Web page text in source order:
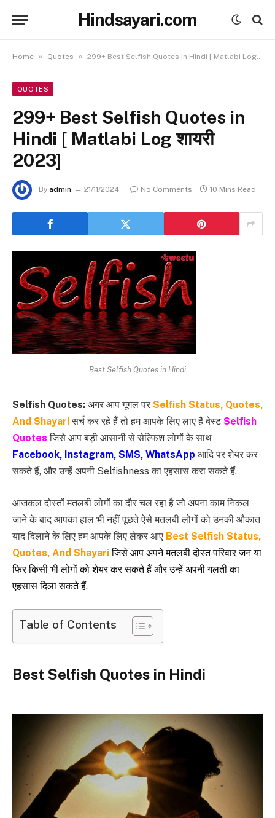
Hindsayari.com
Home » Quotes » 299+ Best Selfish Quotes in Hindi [ Matlabi Log शायरी 2023]
QUOTES
299+ Best Selfish Quotes in
Hindi [ Matlabi Log शायरी
2023]
By admin 21/11/2024 No Comments 10 Mins Read
Best Selfish Quotes in Hindi
Selfish Quotes: अगर आप गूगल पर Selfish Status, Quotes,
And Shayariसर्च कर रहे हैं तो हम आपके लिए लाए हैं बेस्टSelfish
Quotes जिसे आप बड़ी आसानी से सेल्फिश लोगों के साथ
Facebook, Instagram, SMS, WhatsApp आदि पर शेयर कर
सकते हैं, और उन्हें अपनी Selfishness का एहसास करा सकते हैं.
आजकल दोस्तों मतलबी लोगों का दौर चल रहा है जो अपना काम निकल
जाने के बाद आपका हाल भी नहीं पूछते ऐसे मतलबी लोगों को उनकी औकात
याद दिलाने के लिए हम आपके लिए लेकर आए Best Selfish Status,
Quotes, And Shayariजिसे आप अपने मतलबी दोस्त परिवार जन या
फिर किसी भी लोगों को शेयर कर सकते हैं और उन्हें अपनी गलती का
एहसास दिला सकते हैं.
Table of Contents
Best Selfish Quotes in Hindi